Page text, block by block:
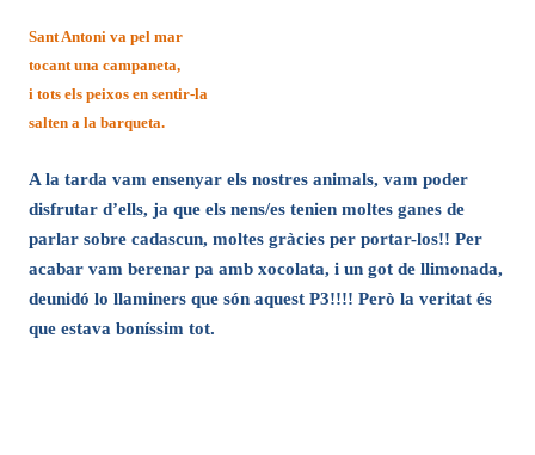
Sant Antoni va pel mar
tocant una campaneta,
i tots els peixos en sentir-la
salten a la barqueta.
A la tarda vam ensenyar els nostres animals, vam poder
disfrutar d’ells, ja que els nens/es tenien moltes ganes de
parlar sobre cadascun, moltes gràcies per portar-los!! Per
acabar vam berenar pa amb xocolata, i un got de llimonada,
deunidó lo llaminers que són aquest P3!!!! Però la veritat és
que estava boníssim tot.